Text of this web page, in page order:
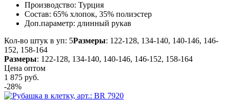
Производство: Турция
Состав: 65% хлопок, 35% полиэстер
Доп.параметр: длинный рукав
Кол-во штук в уп: 5Размеры: 122-128, 134-140, 140-146, 146-
152, 158-164
Размеры: 122-128, 134-140, 140-146, 146-152, 158-164
Цена оптом
1 875 руб.
-28%